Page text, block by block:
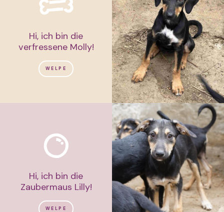
Hi, ich bin die
verfressene Molly!
WELPE
Hi, ich bin die
Zaubermaus Lilly!
WELPE